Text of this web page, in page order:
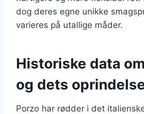
dog deres egne unikke
varieres på utallige måder.
Historiske data
og dets
Porzo har rødder i det